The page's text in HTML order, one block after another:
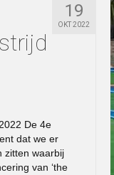
19
OKT 2022
De 4e
dat we er
zitten waarbij
van ‘the